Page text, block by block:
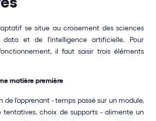
se situe au croisement des sciences
et de l'intelligence artificielle. Pour
il faut saisir trois éléments
matière première
de l'apprenant - temps passé sur un module,
tentatives, choix de supports - alimente un